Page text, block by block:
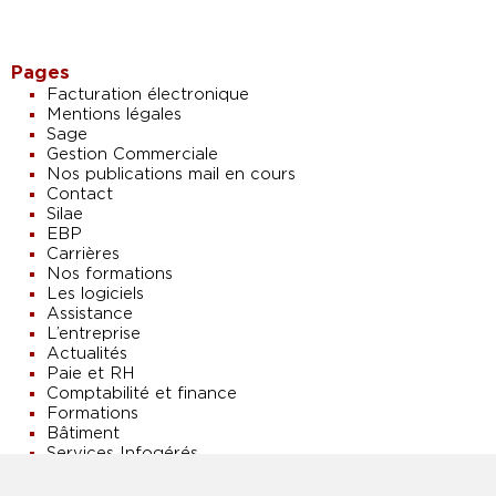
Pages
Facturation électronique
Mentions légales
Sage
Gestion Commerciale
Nos publications mail en cours
Contact
Silae
EBP
Carrières
Nos formations
Les logiciels
Assistance
L’entreprise
Actualités
Paie et RH
Comptabilité et finance
Formations
Bâtiment
Services Infogérés